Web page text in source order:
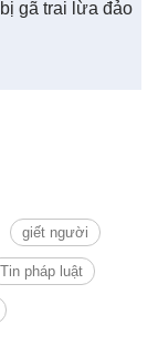
gã trai lừa đảo
giết người
Tin pháp luật